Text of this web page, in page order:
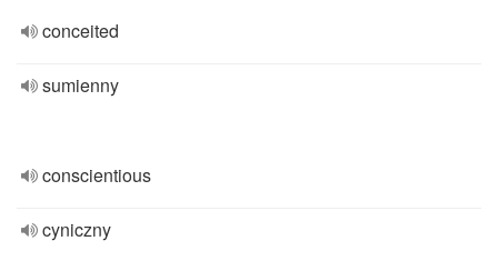
conceited
sumienny
conscientious
cyniczny